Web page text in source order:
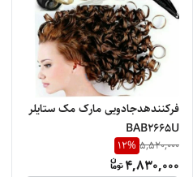
فرکنندهدجادویی مارک مک ستایلر
BAB2665U
5,520,000
12%
4,830,000